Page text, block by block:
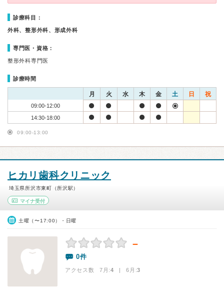
診療科目：
外科、整形外科、形成外科
専門医・資格：
整形外科専門医
診療時間
月 火 水 木 金 土 日 祝
09:00-12:00
14:30-18:00
09:00-13:00
ヒカリ歯科クリニック
埼玉県所沢市東町（所沢駅）
マイナ受付
土曜（〜17:00）・日曜
－
0件
アクセス数 7月:4 | 6月:3